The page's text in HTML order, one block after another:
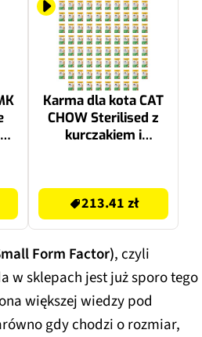
Karma dla kota CAT
CHOW Sterilised z
kurczakiem i
213.41 zł
Form Factor), czyli
w sklepach jest już sporo tego
większej wiedzy pod
gdy chodzi o rozmiar,